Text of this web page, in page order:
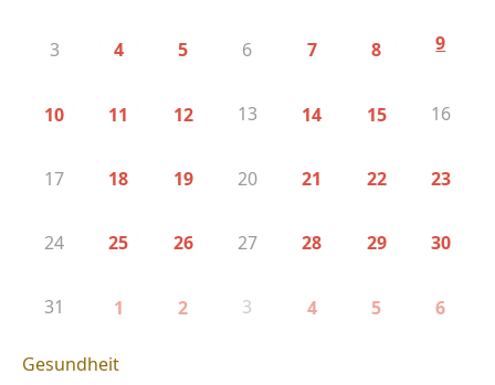
3 4 5 6 7 8 9
10 11 12 13 14 15 16
17 18 19 20 21 22 23
24 25 26 27 28 29 30
31 1 2 3 4 5 6
Gesundheit